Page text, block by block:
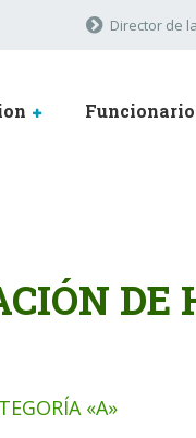
Director de
DE
«A»